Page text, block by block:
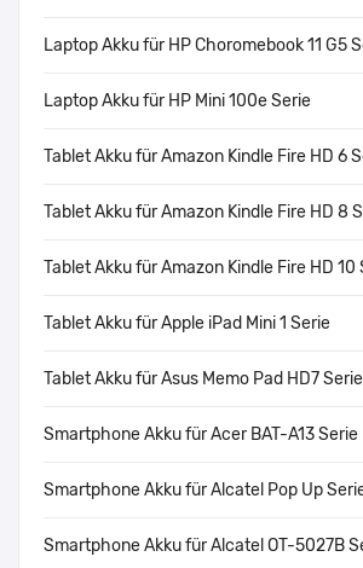
Laptop Akku für HP Choromebook 11 G5
Laptop Akku für HP Mini 100e Serie
Tablet Akku für Amazon Kindle Fire HD 6
Tablet Akku für Amazon Kindle Fire HD 8
Tablet Akku für Amazon Kindle Fire HD 10
Tablet Akku für Apple iPad Mini 1 Serie
Tablet Akku für Asus Memo Pad HD7 Serie
Smartphone Akku für Acer BAT-A13 Serie
Smartphone Akku für Alcatel Pop Up
Smartphone Akku für Alcatel OT-5027B